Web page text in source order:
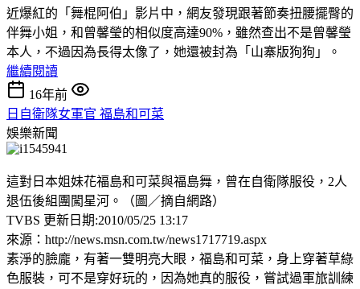
近爆紅的「舞棍阿伯」影片中，網友發現跟著節奏扭腰擺臀的
伴舞小姐，和曾馨瑩的相似度高達90%，雖然查出不是曾馨瑩
本人，不過因為長得太像了，她還被封為「山寨版狗狗」。
繼續閱讀
16年前
日自衛隊女軍官 福島和可菜
娛樂新聞
這對日本姐妹花福島和可菜與福島舞，曾在自衛隊服役，2人
退伍後組團闖星河。（圖／摘自網路）
TVBS 更新日期:2010/05/25 13:17
來源：http://news.msn.com.tw/news1717719.aspx
素淨的臉龐，有著一雙明亮大眼，福島和可菜，身上穿著草綠
色服裝，可不是穿好玩的，因為她真的服役，嘗試過軍旅訓練